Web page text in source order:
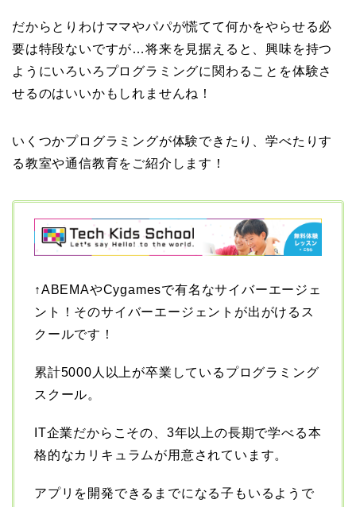
だからとりわけママやパパが慌てて何かをやらせる必
要は特段ないですが…将来を見据えると、興味を持つ
ようにいろいろプログラミングに関わることを体験さ
せるのはいいかもしれませんね！
いくつかプログラミングが体験できたり、学べたりす
る教室や通信教育をご紹介します！
↑ABEMAやCygamesで有名なサイバーエージェ
ント！そのサイバーエージェントが出がけるス
クールです！
累計5000人以上が卒業しているプログラミング
スクール。
IT企業だからこその、3年以上の長期で学べる本
格的なカリキュラムが用意されています。
アプリを開発できるまでになる子もいるようで